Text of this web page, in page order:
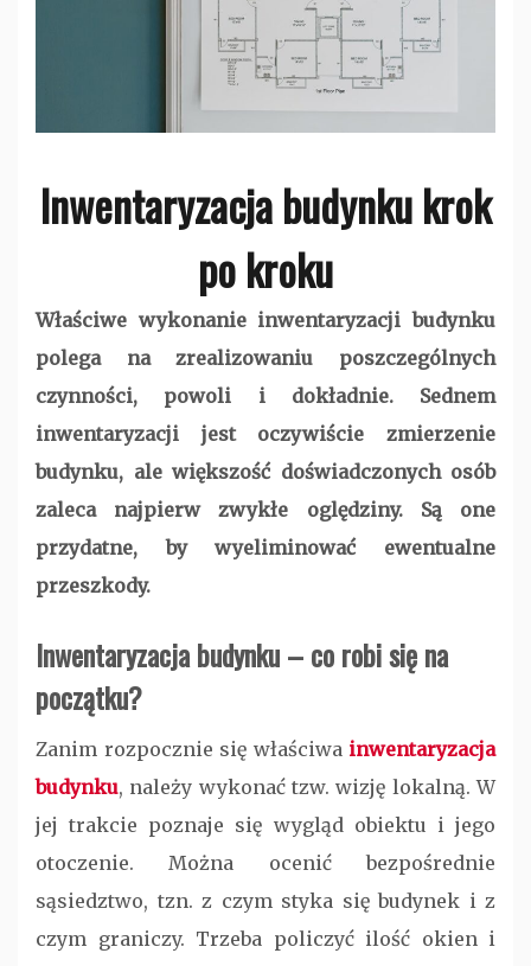
Inwentaryzacja budynku krok
po kroku
Właściwe wykonanie inwentaryzacji budynku
polega na zrealizowaniu poszczególnych
czynności, powoli i dokładnie. Sednem
inwentaryzacji jest oczywiście zmierzenie
budynku, ale większość doświadczonych osób
zaleca najpierw zwykłe oględziny. Są one
przydatne, by wyeliminować ewentualne
przeszkody.
Inwentaryzacja budynku– co robi się na
początku?
Zanim rozpocznie się właściwa inwentaryzacja
budynku, należy wykonać tzw. wizję lokalną. W
jej trakcie poznaje się wygląd obiektu i jego
otoczenie. Można ocenić bezpośrednie
sąsiedztwo, tzn. z czym styka się budynek i z
czym graniczy. Trzeba policzyć ilość okien i